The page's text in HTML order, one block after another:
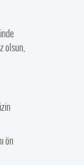
olsun,
ön